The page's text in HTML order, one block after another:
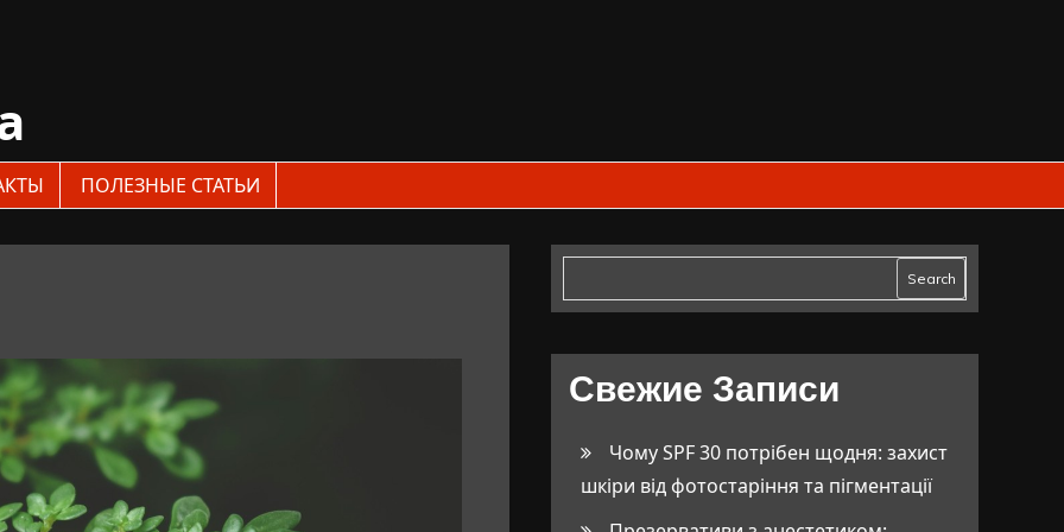
ПОЛЕЗНЫЕ СТАТЬИ
Search
Свежие Записи
Чому SPF 30 потрібен щодня: захист
шкіри від фотостаріння та пігментації